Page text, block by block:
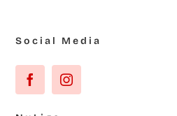
Social Media